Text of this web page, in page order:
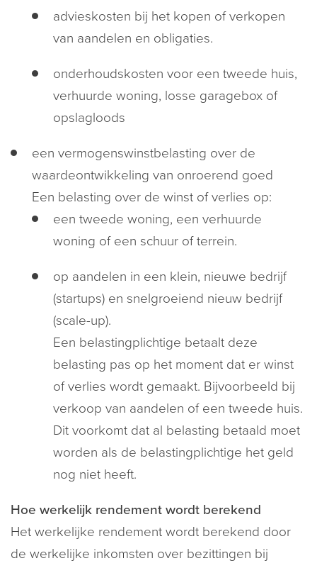
advieskosten bij het kopen of verkopen
van aandelen en obligaties.
onderhoudskosten voor een tweede huis,
verhuurde woning, losse garagebox of
opslagloods
een vermogenswinstbelasting over de
waardeontwikkeling van onroerend goed
Een belasting over de winst of verlies op:
een tweede woning, een verhuurde
woning of een schuur of terrein.
op aandelen in een klein, nieuwe bedrijf
(startups) en snelgroeiend nieuw bedrijf
(scale-up).
Een belastingplichtige betaalt deze
belasting pas op het moment dat er winst
of verlies wordt gemaakt. Bijvoorbeeld bij
verkoop van aandelen of een tweede huis.
Dit voorkomt dat al belasting betaald moet
worden als de belastingplichtige het geld
nog niet heeft.
Hoe werkelijk rendement wordt berekend
Het werkelijke rendement wordt berekend door
de werkelijke inkomsten over bezittingen bij